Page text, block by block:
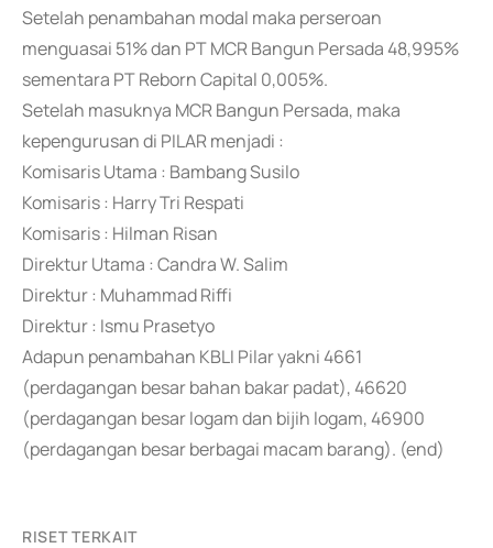
Setelah penambahan modal maka perseroan
menguasai 51% dan PT MCR Bangun Persada 48,995%
sementara PT Reborn Capital 0,005%.
Setelah masuknya MCR Bangun Persada, maka
kepengurusan di PILAR menjadi :
Komisaris Utama : Bambang Susilo
Komisaris : Harry Tri Respati
Komisaris : Hilman Risan
Direktur Utama : Candra W. Salim
Direktur : Muhammad Riffi
Direktur : Ismu Prasetyo
Adapun penambahan KBLI Pilar yakni 4661
(perdagangan besar bahan bakar padat), 46620
(perdagangan besar logam dan bijih logam, 46900
(perdagangan besar berbagai macam barang). (end)
RISET TERKAIT